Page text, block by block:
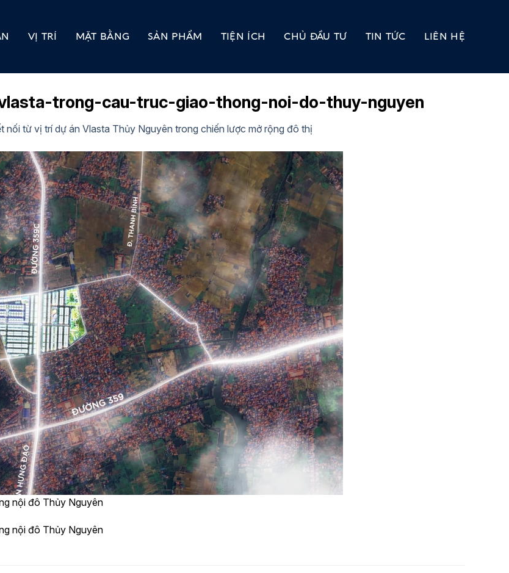
VỊ TRÍ MẶT BẰNG SẢN PHẨM TIỆN ÍCH CHỦ ĐẦU TƯ TIN TỨC LIÊN HỆ
trong-cau-truc-giao-thong-noi-do-thuy-nguyen
nối từ vị trí dự án Vlasta Thủy Nguyên trong chiến lược mở rộng đô thị
nội đô Thủy Nguyên
nội đô Thủy Nguyên